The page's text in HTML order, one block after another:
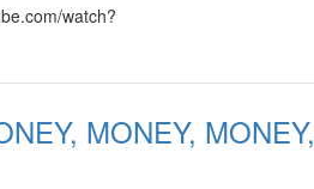
watch?
MONEY, MONEY,